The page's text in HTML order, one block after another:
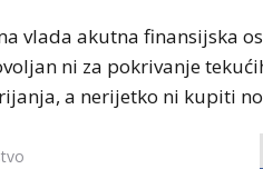
vlada akutna finansijska
ni za pokrivanje
a nerijetko ni kupiti